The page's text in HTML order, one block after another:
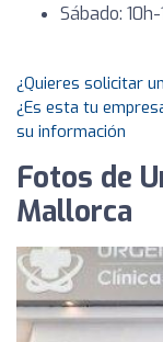
Sábado: 10h-
¿Quieres solicitar
¿Es esta tu
su información
Fotos de
Mallorca